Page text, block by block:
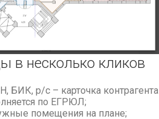
в несколько кликов
БИК, р/с – карточка контрагента
по ЕГРЮЛ;
помещения на плане;